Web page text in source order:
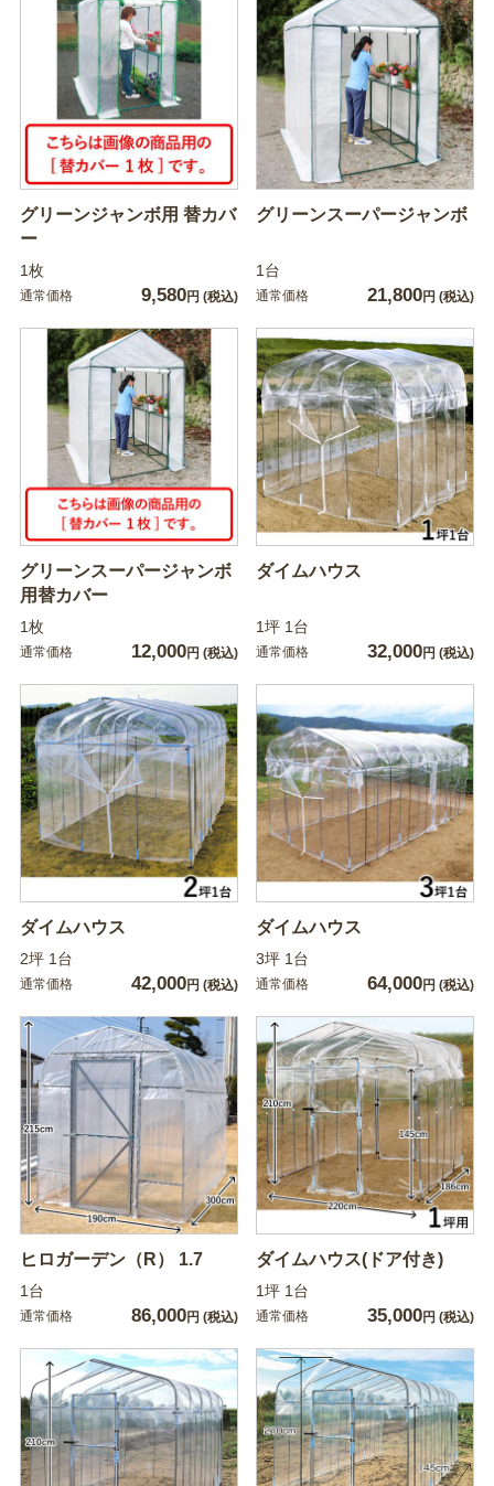
グリーンジャンボ用 替カバ
ー
1枚
通常価格 9,580円 (税込)
グリーンスーパージャンボ
1台
通常価格 21,800円 (税込)
グリーンスーパージャンボ
用替カバー
1枚
通常価格 12,000円 (税込)
ダイムハウス
1坪 1台
通常価格 32,000円 (税込)
ダイムハウス
2坪 1台
通常価格 42,000円 (税込)
ダイムハウス
3坪 1台
通常価格 64,000円 (税込)
ヒロガーデン（R） 1.7
1台
通常価格 86,000円 (税込)
ダイムハウス(ドア付き)
1坪 1台
通常価格 35,000円 (税込)